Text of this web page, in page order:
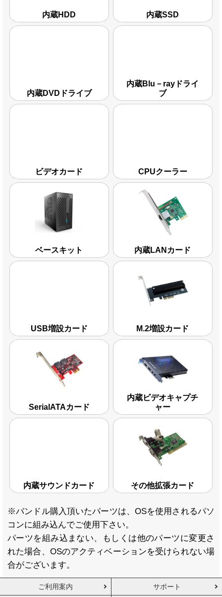
内蔵HDD 内蔵SSD
内蔵DVDドライブ
内蔵Blu－rayドライ
ブ
ビデオカード CPUクーラー
ベースキット 内蔵LANカード
USB増設カード M.2増設カード
SerialATAカード
内蔵ビデオキャプチ
ャー
内蔵サウンドカード その他拡張カード
※バンドル購入頂いたパーツは、OSを使用されるパソ
コンに組み込んでご使用下さい。
パーツを組み込まない、もしくは他のパーツに変更さ
れた場合、OSのアクティベーションを受けられない場
合がございます。
ご利用案内 サポート